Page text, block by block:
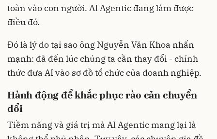
toàn vào con người. AI Agentic đang làm được
điều đó.
Đó là lý do tại sao ông Nguyễn Văn Khoa nhấn
mạnh: đã đến lúc chúng ta cần thay đổi - chính
thức đưa AI vào sơ đồ tổ chức của doanh nghiệp.
Hành động để khắc phục rào cản chuyển
đổi
Tiềm năng và giá trị mà AI Agentic mang lại là